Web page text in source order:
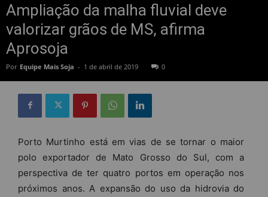
Ampliação da malha fluvial deve
valorizar grãos de MS, afirma
Aprosoja
Por Equipe Mais Soja - 1 de abril de 2019 0
Porto Murtinho está em vias de se tornar o maior
polo exportador de Mato Grosso do Sul, com a
perspectiva de ter quatro portos em operação nos
próximos anos. A expansão do uso da hidrovia do